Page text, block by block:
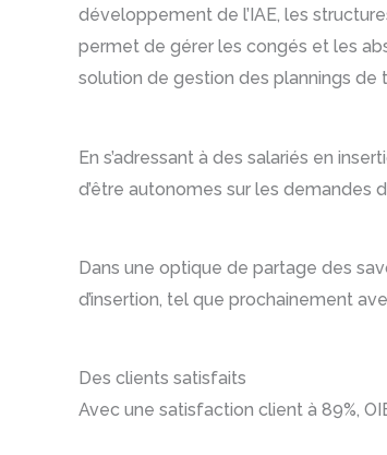
développement de l’IAE, les
permet de gérer les congés et les
solution de gestion des plannings de
En s’adressant à des salariés en
d’être autonomes sur les demandes
Dans une optique de partage des
d’insertion, tel que prochainement
Des clients satisfaits
Avec une satisfaction client à 89%,